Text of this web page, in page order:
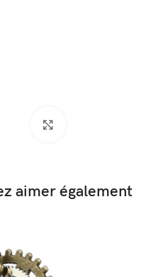
aimer également